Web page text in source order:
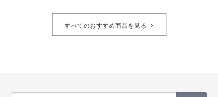
すべてのおすすめ商品を見る